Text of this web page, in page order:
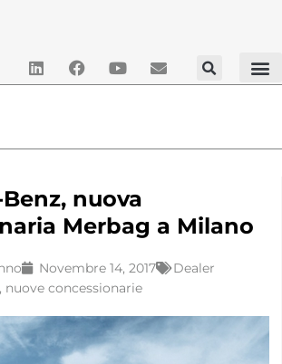
nuova
Merbag a Milano
Novembre 14, 2017
Dealer
, nuove concessionarie